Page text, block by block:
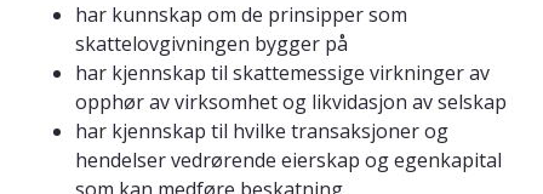
har kunnskap om de prinsipper som
skattelovgivningen bygger på
har kjennskap til skattemessige virkninger av
opphør av virksomhet og likvidasjon av selskap
har kjennskap til hvilke transaksjoner og
hendelser vedrørende eierskap og egenkapital